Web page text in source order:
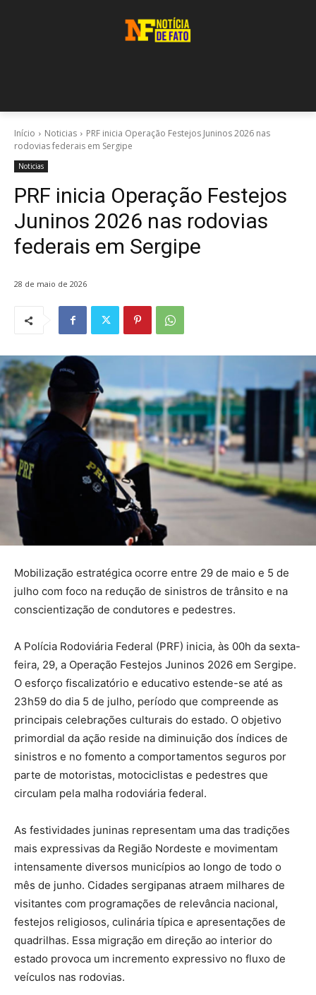
Início Noticias
PRF inicia Operação Festejos Juninos 2026 nas
rodovias federais em Sergipe
Noticias
PRF inicia Operação Festejos
Juninos 2026 nas rodovias
federais em Sergipe
28 de maio de 2026
Mobilização estratégica ocorre entre 29 de maio e 5 de
julho com foco na redução de sinistros de trânsito e na
conscientização de condutores e pedestres.
A Polícia Rodoviária Federal (PRF) inicia, às 00h da sexta-
feira, 29, a Operação Festejos Juninos 2026 em Sergipe.
O esforço fiscalizatório e educativo estende-se até as
23h59 do dia 5 de julho, período que compreende as
principais celebrações culturais do estado. O objetivo
primordial da ação reside na diminuição dos índices de
sinistros e no fomento a comportamentos seguros por
parte de motoristas, motociclistas e pedestres que
circulam pela malha rodoviária federal.
As festividades juninas representam uma das tradições
mais expressivas da Região Nordeste e movimentam
intensamente diversos municípios ao longo de todo o
mês de junho. Cidades sergipanas atraem milhares de
visitantes com programações de relevância nacional,
festejos religiosos, culinária típica e apresentações de
quadrilhas. Essa migração em direção ao interior do
estado provoca um incremento expressivo no fluxo de
veículos nas rodovias.